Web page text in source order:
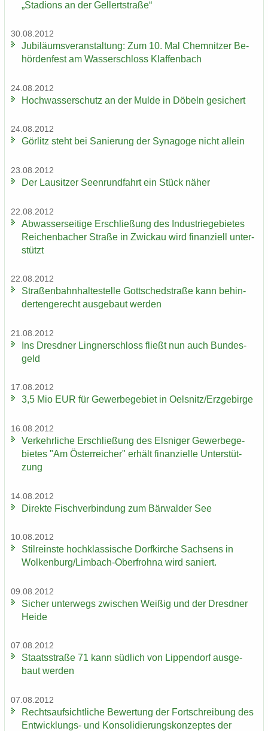
„Sta­di­ons an der Gel­lert­stra­ße“
30.08.2012
Ju­bi­lä­ums­ver­an­stal­tung: Zum 10. Mal Chem­nit­zer Be­
hör­den­fest am Was­ser­schloss Klaf­fen­bach
24.08.2012
Hoch­was­ser­schutz an der Mulde in Dö­beln ge­si­chert
24.08.2012
Gör­litz steht bei Sa­nie­rung der Syn­ago­ge nicht al­lein
23.08.2012
Der Lau­sit­zer Seen­rund­fahrt ein Stück näher
22.08.2012
Ab­was­ser­sei­ti­ge Er­schlie­ßung des In­dus­trie­ge­bie­tes
Rei­chen­ba­cher Stra­ße in Zwi­ckau wird fi­nan­zi­ell un­ter­
stützt
22.08.2012
Stra­ßen­bahn­hal­te­stel­le Gott­sched­stra­ße kann be­hin­
der­ten­ge­recht aus­ge­baut wer­den
21.08.2012
Ins Dresd­ner Ling­ner­schloss fließt nun auch Bun­des­
geld
17.08.2012
3,5 Mio EUR für Ge­wer­be­ge­biet in Oels­nitz/Erz­ge­bir­ge
16.08.2012
Ver­kehr­li­che Er­schlie­ßung des Els­ni­ger Ge­wer­be­ge­
bie­tes "Am Ös­ter­rei­cher" er­hält fi­nan­zi­el­le Un­ter­stüt­
zung
14.08.2012
Di­rek­te Fisch­ver­bin­dung zum Bär­wal­der See
10.08.2012
Stil­reins­te hoch­klas­si­sche Dorf­kir­che Sach­sens in
Wol­ken­burg/Limbach-​Oberfrohna wird sa­niert.
09.08.2012
Si­cher un­ter­wegs zwi­schen Wei­ßig und der Dresd­ner
Heide
07.08.2012
Staats­stra­ße 71 kann süd­lich von Lip­pen­dorf aus­ge­
baut wer­den
07.08.2012
Rechts­auf­sicht­li­che Be­wer­tung der Fort­schrei­bung des
Entwicklungs-​ und Kon­so­li­die­rungs­kon­zep­tes der